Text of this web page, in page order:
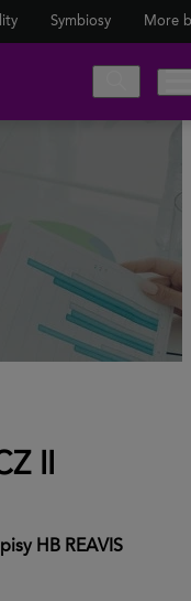
Symbiosy More
II
HB REAVIS